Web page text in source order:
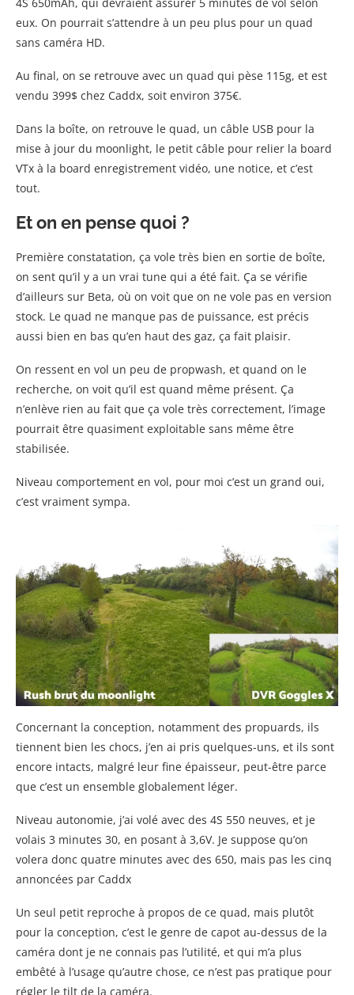
eux. On pourrait s’attendre à un peu plus pour un quad
sans caméra HD.
Au final, on se retrouve avec un quad qui pèse 115g, et est
vendu 399$ chez Caddx, soit environ 375€.
Dans la boîte, on retrouve le quad, un câble USB pour la
mise à jour du moonlight, le petit câble pour relier la board
VTx à la board enregistrement vidéo, une notice, et c’est
tout.
Et on en pense quoi ?
Première constatation, ça vole très bien en sortie de boîte,
on sent qu’il y a un vrai tune qui a été fait. Ça se vérifie
d’ailleurs sur Beta, où on voit que on ne vole pas en version
stock. Le quad ne manque pas de puissance, est précis
aussi bien en bas qu’en haut des gaz, ça fait plaisir.
On ressent en vol un peu de propwash, et quand on le
recherche, on voit qu’il est quand même présent. Ça
n’enlève rien au fait que ça vole très correctement, l’image
pourrait être quasiment exploitable sans même être
stabilisée.
Niveau comportement en vol, pour moi c’est un grand oui,
c’est vraiment sympa.
Concernant la conception, notamment des propuards, ils
tiennent bien les chocs, j’en ai pris quelques-uns, et ils sont
encore intacts, malgré leur fine épaisseur, peut-être parce
que c’est un ensemble globalement léger.
Niveau autonomie, j’ai volé avec des 4S 550 neuves, et je
volais 3 minutes 30, en posant à 3,6V. Je suppose qu’on
volera donc quatre minutes avec des 650, mais pas les cinq
annoncées par Caddx
Un seul petit reproche à propos de ce quad, mais plutôt
pour la conception, c’est le genre de capot au-dessus de la
caméra dont je ne connais pas l’utilité, et qui m’a plus
embêté à l’usage qu’autre chose, ce n’est pas pratique pour
régler le tilt de la caméra.